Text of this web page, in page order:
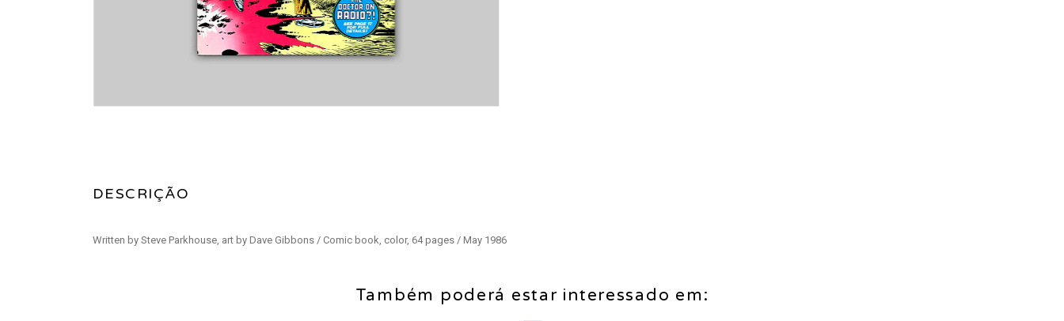
DESCRIÇÃO
Written by Steve Parkhouse, art by Dave Gibbons / Comic book, color, 64 pages / May 1986
Também poderá estar interessado em: